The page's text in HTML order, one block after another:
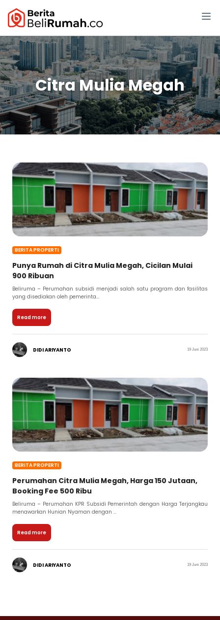
Citra Mulia Megah
BERITA PROPERTI
Punya Rumah di Citra Mulia Megah, Cicilan Mulai
900 Ribuan
Beliruma – Perumahan subsidi menjadi salah satu program dan fasilitas
yang disediakan oleh pemerinta...
Read more
DIDI ARIYANTO 19 Juni 2023
BERITA PROPERTI
Perumahan Citra Mulia Megah, Harga 150 Jutaan,
Booking Fee 500 Ribu
Beliruma – Perumahan KPR Subsidi Pemerintah dengan Harga Terjangkau
menawarkan Hunian Nyaman dengan ...
Read more
DIDI ARIYANTO 19 Juni 2023